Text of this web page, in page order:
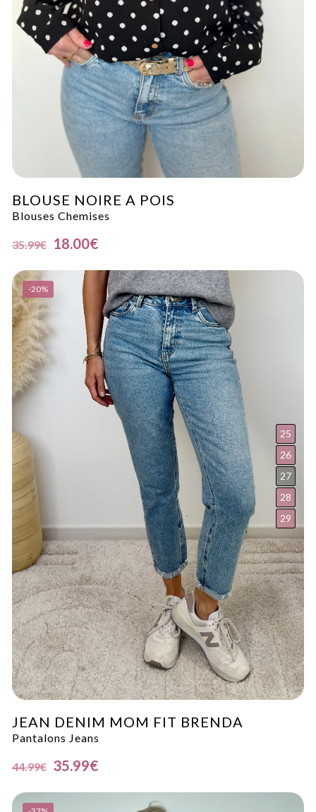
BLOUSE NOIRE A POIS
Blouses Chemises
35.99€ 18.00€
-20%
JEAN DENIM MOM FIT BRENDA
Pantalons Jeans
25
26
27
28
29
44.99€ 35.99€